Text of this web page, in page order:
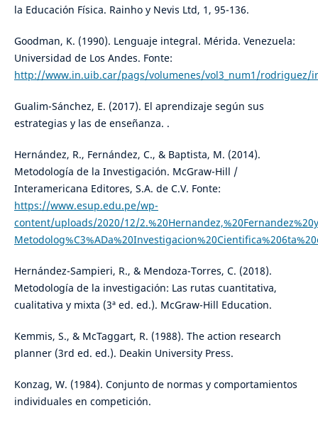
la Educación Física. Rainho y Nevis Ltd, 1, 95-136.
Goodman, K. (1990). Lenguaje integral. Mérida. Venezuela:
Universidad de Los Andes. Fonte:
http://www.in.uib.car/pags/volumenes/vol3_num1/rodriguez/
Gualim-Sánchez, E. (2017). El aprendizaje según sus
estrategias y las de enseñanza. .
Hernández, R., Fernández, C., & Baptista, M. (2014).
Metodología de la Investigación. McGraw-Hill /
Interamericana Editores, S.A. de C.V. Fonte:
https://www.esup.edu.pe/wp-
content/uploads/2020/12/
Hernández-Sampieri, R., & Mendoza-Torres, C. (2018).
Metodología de la investigación: Las rutas cuantitativa,
cualitativa y mixta (3ª ed. ed.). McGraw-Hill Education.
Kemmis, S., & McTaggart, R. (1988). The action research
planner (3rd ed. ed.). Deakin University Press.
Konzag, W. (1984). Conjunto de normas y comportamientos
individuales en competición.